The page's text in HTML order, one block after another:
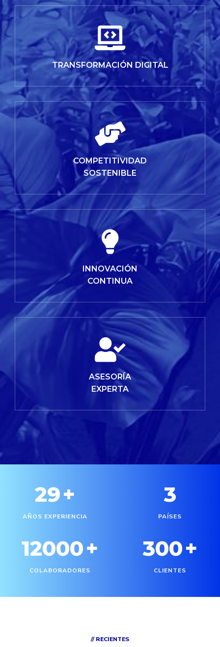
TRANSFORMACIÓN DIGITAL
COMPETITIVIDAD
SOSTENIBLE
INNOVACIÓN
CONTINUA
ASESORÍA
EXPERTA
29+
AÑOS EXPERIENCIA
3
PAÍSES
12000+
COLABORADORES
300+
CLIENTES
// RECIENTES